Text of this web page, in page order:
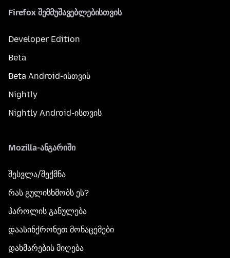
Firefox შემმუშავებლებისთვის
Developer Edition
Beta
Beta Android-ისთვის
Nightly
Nightly Android-ისთვის
Mozilla-ანგარიში
შესვლა/შექმნა
რას გულისხმობს ეს?
პაროლის განულება
დაასინქრონეთ მონაცემები
დახმარების მიღება